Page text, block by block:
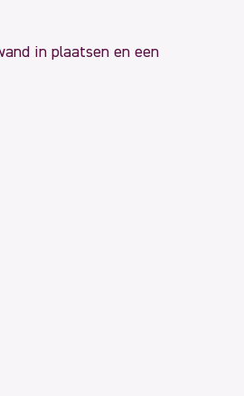
in plaatsen en een